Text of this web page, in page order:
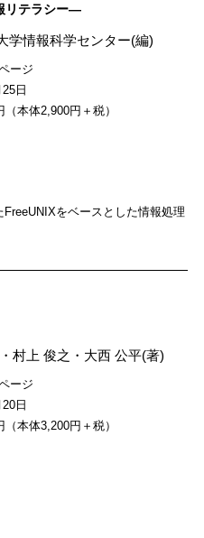
リテラシー―
学情報科学センター(編)
ージ
日
（本体2,900円＋税）
をベースとした情報処理
・村上 俊之 ・ 大西 公平(著)
ージ
日
（本体3,200円＋税）